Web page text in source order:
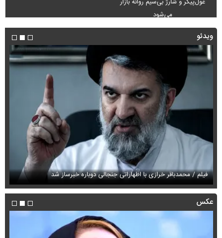
می‌شود
ویدئو
فیلم / محمدباقر خرازی با اظهاراتی جنجالی دوباره خبرساز شد
عکس